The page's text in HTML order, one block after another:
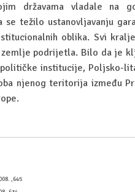
državama vladale na
težilo ustanovljavanju
oblika. Svi
podrijetla. Bilo da je
institucije, Poljsko-
njenog teritorija između
,645